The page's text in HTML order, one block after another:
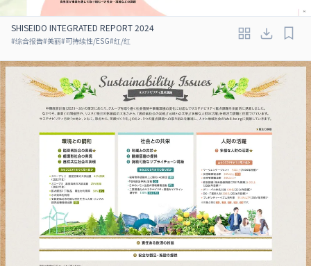
SHISEIDO INTEGRATED REPORT 2024
#综合报告#美丽#可持续性/ESG#红/红